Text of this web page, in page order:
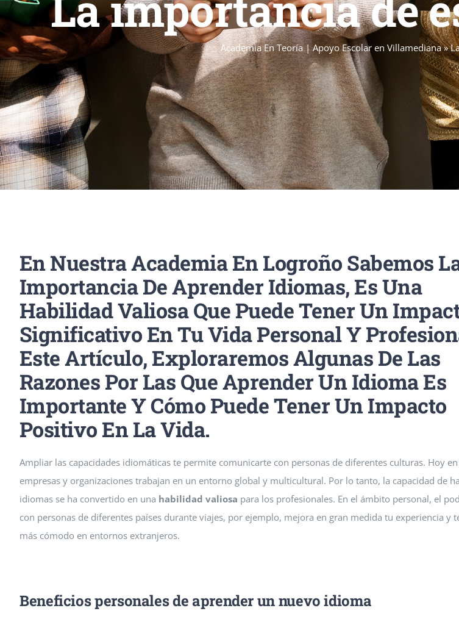
Academia En Teoría | Apoyo Escolar en Villamediana»
En Nuestra Academia EnLogroño Sabemos
Importancia De Aprender Idiomas, Es Una
Habilidad Valiosa Que Puede Tener Un
Significativo En Tu Vida Personal Y
Este Artículo, Exploraremos Algunas De Las
Razones Por Las QueAprender Un Idioma Es
ImportanteY Cómo Puede Tener Un Impacto
Positivo En La Vida.
Ampliar las capacidades idiomáticas te permite comunicarte con personas de diferentes culturas. Hoy
empresas y organizaciones trabajan en un entorno global y multicultural. Por lo tanto, la capacidad de
idiomas se ha convertido en una habilidad valiosa para los profesionales. En el ámbito personal, el
con personas de diferentes países durante viajes, por ejemplo, mejora en gran medida tu experiencia y
más cómodo en entornos extranjeros.
Beneficios personales de aprender un nuevo idioma